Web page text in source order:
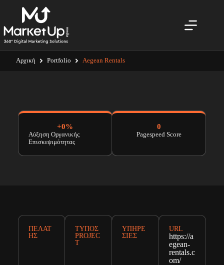
Αρχική Portfolio Aegean Rentals
Αύξηση Οργανικής
Επισκεψιμότητας
+0%
Pagespeed Score
0
ΠΕΛΆΤ
ΗΣ
ΤΎΠΟΣ
PROJEC
T
ΥΠΗΡΕ
ΣΊΕΣ
URL
https://a
egean-
rentals.c
om/